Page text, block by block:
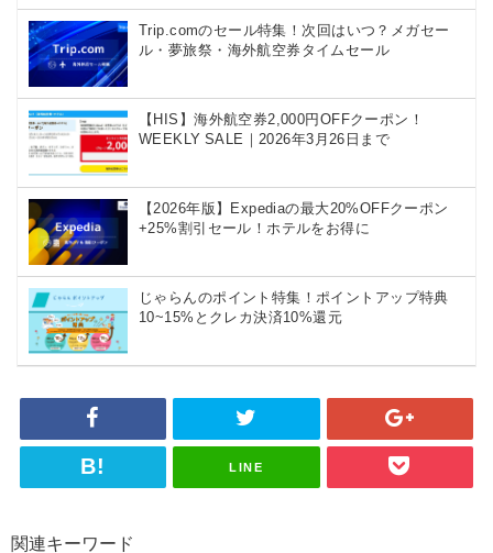
Trip.comのセール特集！次回はいつ？メガセー
ル・夢旅祭・海外航空券タイムセール
【HIS】海外航空券2,000円OFFクーポン！
WEEKLY SALE｜2026年3月26日まで
【2026年版】Expediaの最大20%OFFクーポン
+25%割引セール！ホテルをお得に
じゃらんのポイント特集！ポイントアップ特典
10~15%とクレカ決済10%還元
LINE
関連キーワード